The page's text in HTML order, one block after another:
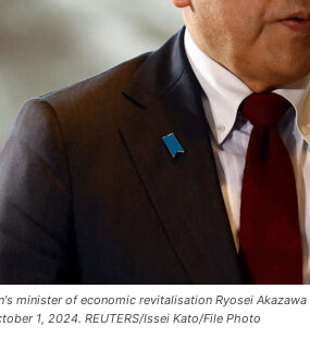
minister of economic revitalisation Ryosei
1, 2024. REUTERS/Issei Kato/File Photo